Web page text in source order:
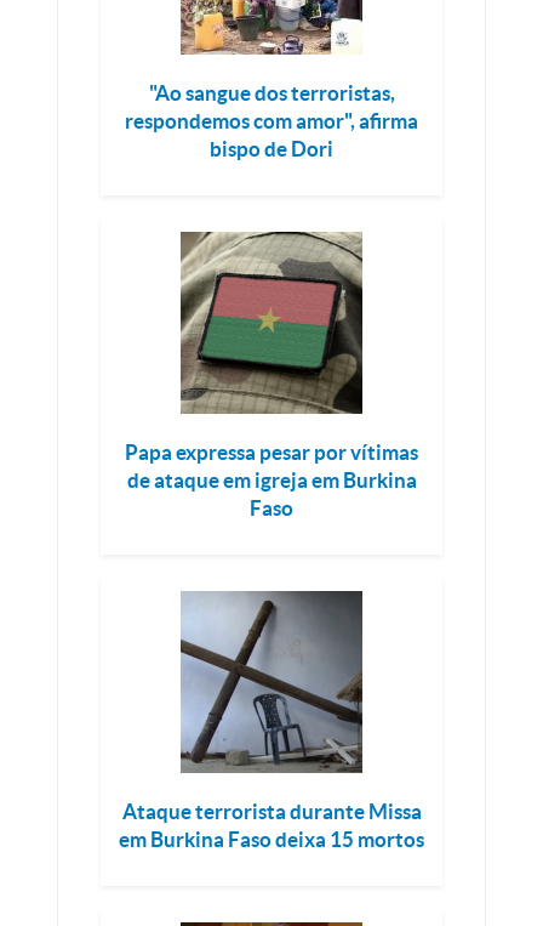
"Ao sangue dos terroristas,
respondemos com amor", afirma
bispo de Dori
Papa expressa pesar por vítimas
de ataque em igreja em Burkina
Faso
Ataque terrorista durante Missa
em Burkina Faso deixa 15 mortos